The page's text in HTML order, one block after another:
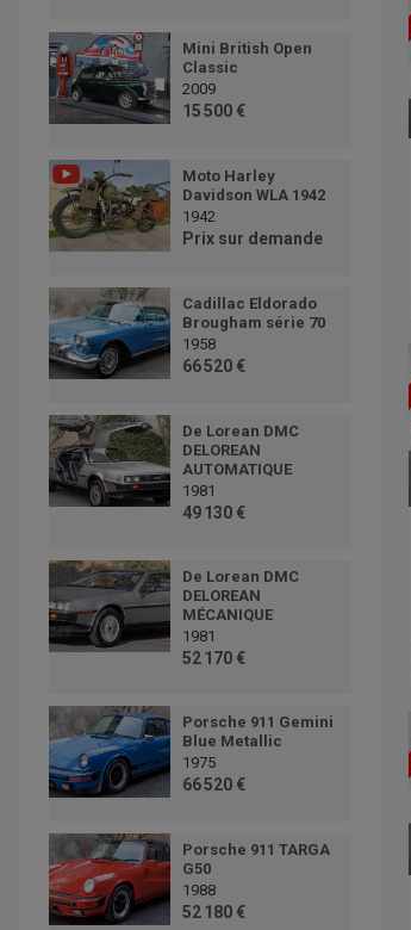
Mini British Open
Classic
2009
15 500 €
Moto Harley
Davidson WLA 1942
1942
Prix sur demande
Cadillac Eldorado
Brougham série 70
1958
66 520 €
De Lorean DMC
DELOREAN
AUTOMATIQUE
1981
49 130 €
De Lorean DMC
DELOREAN
MÉCANIQUE
1981
52 170 €
Porsche 911 Gemini
Blue Metallic
1975
66 520 €
Porsche 911 TARGA
G50
1988
52 180 €